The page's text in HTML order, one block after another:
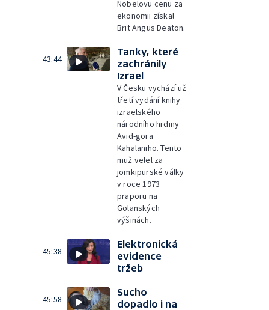
Nobelovu cenu za
ekonomii získal
Brit Angus Deaton.
43:44
Tanky, které
zachránily
Izrael
V Česku vychází už
třetí vydání knihy
izraelského
národního hrdiny
Avid-gora
Kahalaniho. Tento
muž velel za
jomkipurské války
v roce 1973
praporu na
Golanských
výšinách.
45:38
Elektronická
evidence
tržeb
45:58
Sucho
dopadlo i na